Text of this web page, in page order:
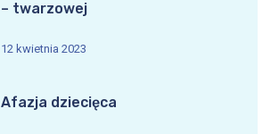
– twarzowej
12 kwietnia 2023
Afazja dziecięca